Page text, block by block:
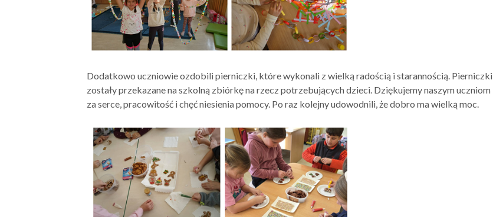
Dodatkowo uczniowie ozdobili pierniczki, które wykonali z wielką radością i starannością. Pierniczki
zostały przekazane na szkolną zbiórkę na rzecz potrzebujących dzieci. Dziękujemy naszym uczniom
za serce, pracowitość i chęć niesienia pomocy. Po raz kolejny udowodnili, że dobro ma wielką moc.